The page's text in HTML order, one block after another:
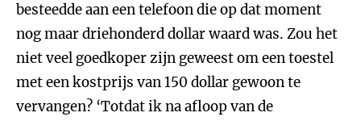
besteedde aan een telefoon die op dat moment
nog maar driehonderd dollar waard was. Zou het
niet veel goedkoper zijn geweest om een toestel
met een kostprijs van 150 dollar gewoon te
vervangen? ‘Totdat ik na afloop van de